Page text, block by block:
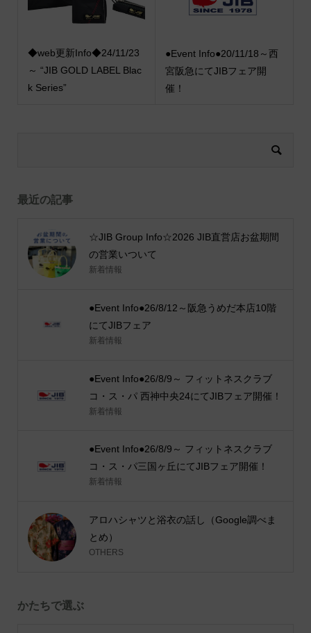
◆web更新Info◆24/11/23
～ “JIB GOLD LABEL Blac
k Series”
●Event Info●20/11/18～西
宮阪急にてJIBフェア開
催！
最近の記事
☆JIB Group Info☆2026 JIB直営店お盆期間
の営業いついて
新着情報
●Event Info●26/8/12～阪急うめだ本店10階
にてJIBフェア
新着情報
●Event Info●26/8/9～ フィットネスクラブ
コ・ス・パ 西神中央24にてJIBフェア開催！
新着情報
●Event Info●26/8/9～ フィットネスクラブ
コ・ス・パ三国ヶ丘にてJIBフェア開催！
新着情報
アロハシャツと浴衣の話し（Google調べま
とめ）
OTHERS
かたちで選ぶ